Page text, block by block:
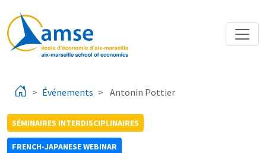
Événements Antonin Pottier
SÉMINAIRES INTERDISCIPLINAIRES
FRENCH-JAPANESE WEBINAR